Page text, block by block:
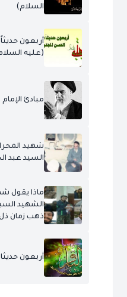
السلام)
أربعون
(عليه
مبادئ
شهيد
السيد عبد
ماذا يقول
الشهيد
ذهب زمان
أربعون